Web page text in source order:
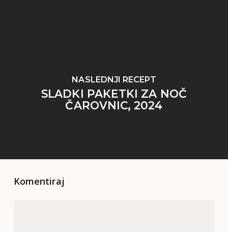
NASLEDNJI RECEPT
SLADKI PAKETKI ZA NOČ
ČAROVNIC, 2024
Komentiraj